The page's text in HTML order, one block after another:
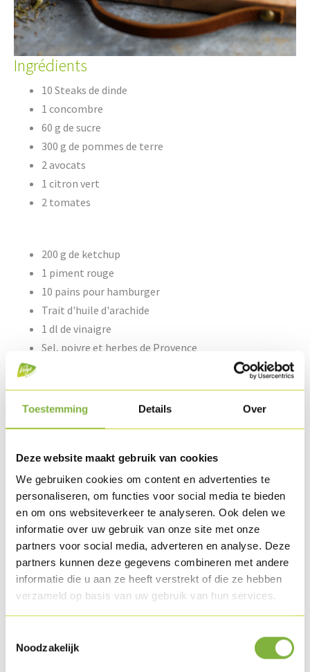
Toestemming Details Over
Deze website maakt gebruik van cookies
We gebruiken cookies om content en advertenties te
personaliseren, om functies voor social media te bieden
en om ons websiteverkeer te analyseren. Ook delen we
informatie over uw gebruik van onze site met onze
partners voor social media, adverteren en analyse. Deze
partners kunnen deze gegevens combineren met andere
informatie die u aan ze heeft verstrekt of die ze hebben
verzameld op basis van uw gebruik van hun services.
Noodzakelijk
Ingrédients
10 Steaks de dinde
1 concombre
60 g de sucre
300 g de pommes de terre
2 avocats
1 citron vert
2 tomates
200 g de ketchup
1 piment rouge
10 pains pour hamburger
Trait d'huile d'arachide
1 dl de vinaigre
Sel, poivre et herbes de Provence
1 feuille de papier sulfurisé et 10 brochettes
Méthode de préparation
épluche-légumes. Préparez un mélange de sucre et de
vinaigre et faites marinez la julienne de concombre une
demi-heure dans le mélange aigre-doux.
Lavez les pommes de terre et taillez-les en fines tranches à
la mandoline. Posez le papier sulfurisé sur une plaque et
enduisez-la d'un peu d'huile d'olive. Confectionnez 10 petits
disques en pomme de terre (de la taille des petits pains),
160°C et réservez.